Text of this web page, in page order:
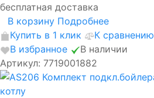
бесплатная доставка
В корзину Подробнее
Купить в 1 клик
К сравнению
В избранное
В наличии
Артикул: 7719001882